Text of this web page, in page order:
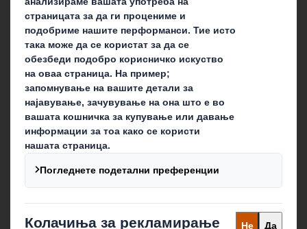
За акционерите
Одржливост
Кариера
Што правиме ние?
Амбалажа
Да останеме во контакт